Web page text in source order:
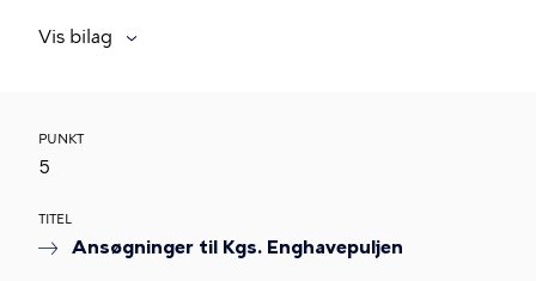
Vis bilag
PUNKT
5
TITEL
Ansøgninger til Kgs. Enghavepuljen